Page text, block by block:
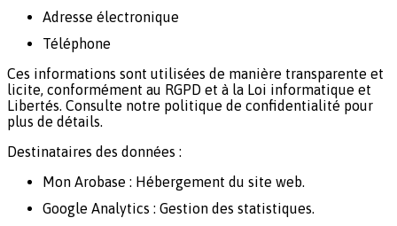
Adresse électronique
Téléphone
Ces informations sont utilisées de manière transparente et
licite, conformément au RGPD et à la Loi informatique et
Libertés. Consulte notre politique de confidentialité pour
plus de détails.
Destinataires des données :
Mon Arobase : Hébergement du site web.
Google Analytics : Gestion des statistiques.